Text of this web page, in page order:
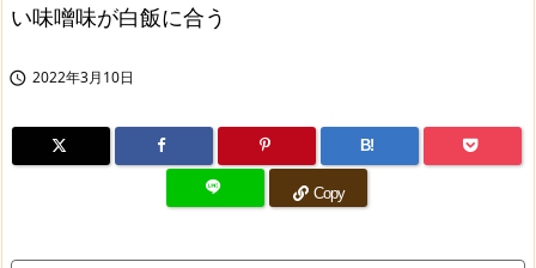
い味噌味が白飯に合う
 2022年3月10日
B!
Copy